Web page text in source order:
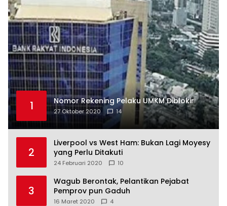
1 Nomor Rekening Pelaku UMKM Diblokir
27 Oktober 2020 14
2
Liverpool vs West Ham: Bukan Lagi Moyesy
yang Perlu Ditakuti
24 Februari 2020 10
3
Wagub Berontak, Pelantikan Pejabat
Pemprov pun Gaduh
16 Maret 2020 4